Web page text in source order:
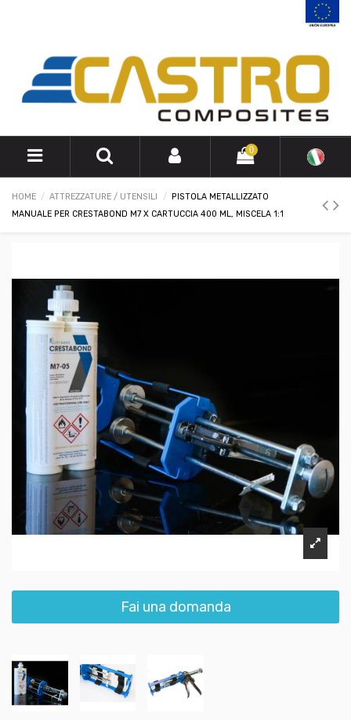
0
HOME ATTREZZATURE / UTENSILI
PISTOLA METALLIZZATO
MANUALE PER CRESTABOND M7 X CARTUCCIA 400 ML, MISCELA 1:1
Fai una domanda